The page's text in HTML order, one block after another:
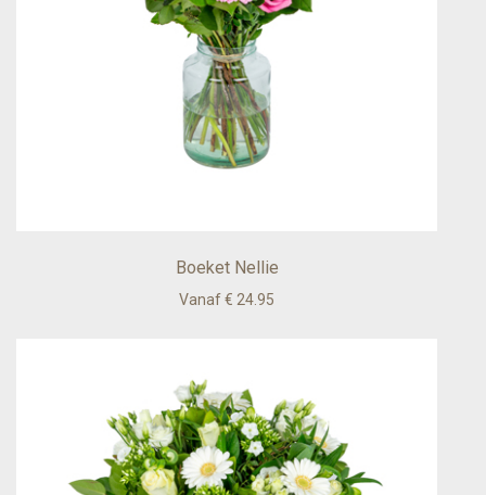
Boeket Nellie
Vanaf € 24.95